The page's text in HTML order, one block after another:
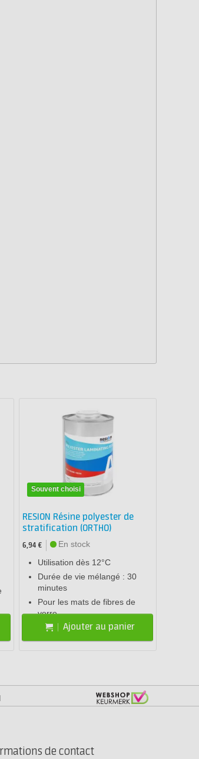
Souvent choisi
RESION Résine polyester de
stratification (ORTHO)
6,94 €
En stock
Utilisation dès 12°C
Durée de vie mélangé : 30
minutes
Pour les mats de fibres de
verre
Ajouter au panier
de contact